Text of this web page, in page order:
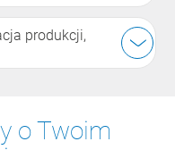
produkcji,
o Twoim